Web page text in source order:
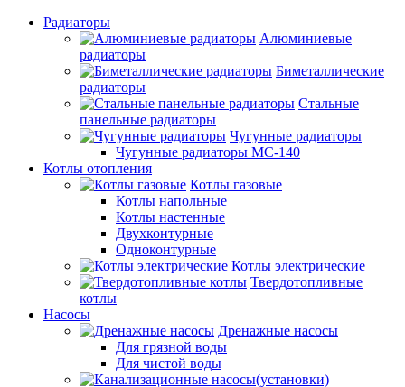
Радиаторы
Алюминиевые
радиаторы
Биметаллические
радиаторы
Стальные
панельные радиаторы
Чугунные радиаторы
Чугунные радиаторы МС-140
Котлы отопления
Котлы газовые
Котлы напольные
Котлы настенные
Двухконтурные
Одноконтурные
Котлы электрические
Твердотопливные
котлы
Насосы
Дренажные насосы
Для грязной воды
Для чистой воды